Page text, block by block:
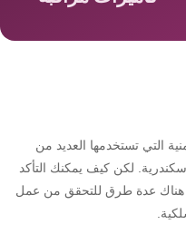
التي تستخدمها العديد من
لكن كيف يمكنك التأكد
عدة طرق للتحقق من عمل